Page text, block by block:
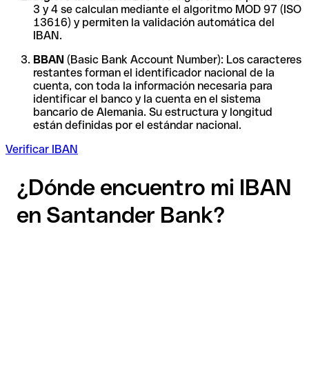
3 y 4 se calculan mediante el algoritmo MOD 97 (ISO
13616) y permiten la validación automática del
IBAN.
BBAN (Basic Bank Account Number): Los caracteres
restantes forman el identificador nacional de la
cuenta, con toda la información necesaria para
identificar el banco y la cuenta en el sistema
bancario de Alemania. Su estructura y longitud
están definidas por el estándar nacional.
Verificar IBAN
¿Dónde encuentro mi IBAN
en Santander Bank?